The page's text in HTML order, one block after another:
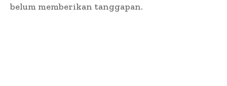
belum memberikan tanggapan.